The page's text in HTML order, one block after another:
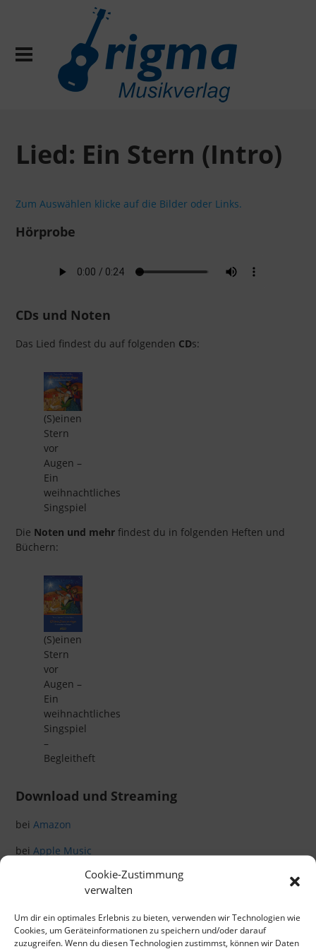
Cookie-Zustimmung
verwalten
Um dir ein optimales Erlebnis zu bieten, verwenden wir Technologien wie
Cookies, um Geräteinformationen zu speichern und/oder darauf
zuzugreifen. Wenn du diesen Technologien zustimmst, können wir Daten
Lied: Ein Stern (Intro)
Zum Auswählen klicke auf die Bilder oder Links.
Hörprobe
CDs und Noten
Das Lied findest du auf folgenden CDs:
(S)einen
Stern
vor
Augen –
Ein
weihnachtliches
Singspiel
Die Noten und mehr findest du in folgenden Heften und
Büchern:
(S)einen
Stern
vor
Augen –
Ein
weihnachtliches
Singspiel
–
Begleitheft
Download und Streaming
beiAmazon
beiApple Music
Klicke hier, um Marketing-Cookies zu